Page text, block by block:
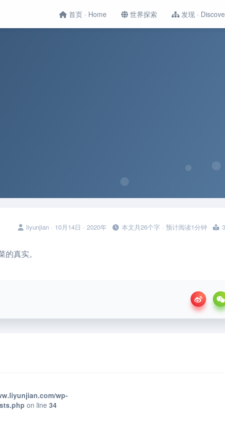
首页 · Home 世界探索 发现 ·
liyunjian · 10月14日 · 2020年 本文共26个字 · 预计阅读1分钟
真实。
wp-
on line 34